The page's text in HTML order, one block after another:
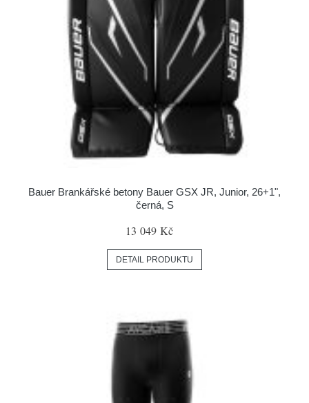
Bauer Brankářské betony Bauer GSX JR, Junior, 26+1",
černá, S
13 049 Kč
DETAIL PRODUKTU